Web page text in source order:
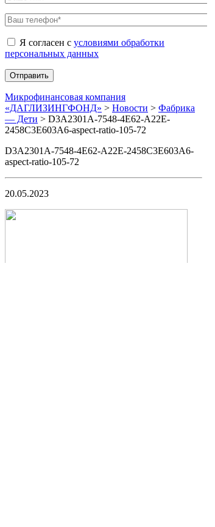
Я согласен с условиями обработки
персональных данных
Микрофинансовая компания
«ДАГЛИЗИНГФОНД» > Новости > Фабрика
— Дети > D3A2301A-7548-4E62-A22E-
2458C3E603A6-aspect-ratio-105-72
D3A2301A-7548-4E62-A22E-2458C3E603A6-
aspect-ratio-105-72
20.05.2023